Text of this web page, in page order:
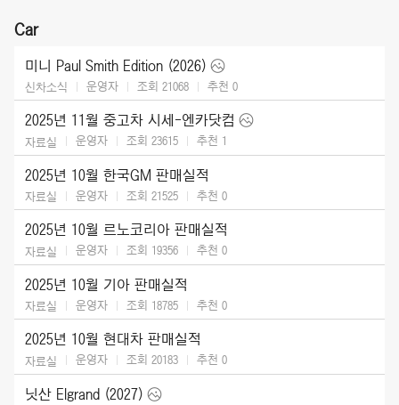
Car
미니 Paul Smith Edition (2026)
신차소식 운영자 조회 21068 추천 0
2025년 11월 중고차 시세-엔카닷컴
자료실 운영자 조회 23615 추천 1
2025년 10월 한국GM 판매실적
자료실 운영자 조회 21525 추천 0
2025년 10월 르노코리아 판매실적
자료실 운영자 조회 19356 추천 0
2025년 10월 기아 판매실적
자료실 운영자 조회 18785 추천 0
2025년 10월 현대차 판매실적
자료실 운영자 조회 20183 추천 0
닛산 Elgrand (2027)